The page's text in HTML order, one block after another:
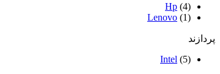
Hp (4)
Lenovo (1)
پردازند
Intel (5)